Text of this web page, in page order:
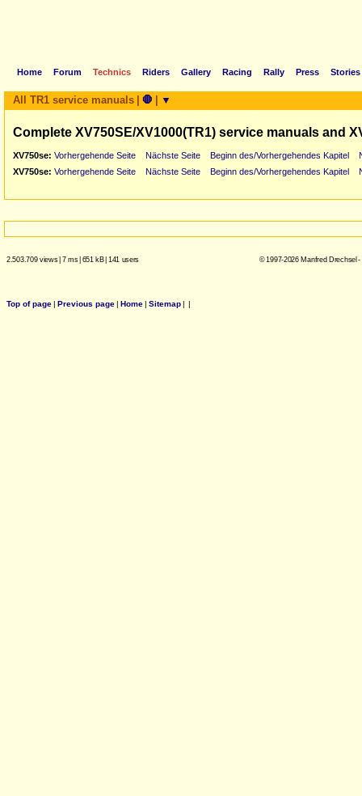
Home Forum Technics Riders Gallery Racing Rally Press Stories
All TR1 service manuals 🛑 ▼
Complete XV750SE/XV1000(TR1) service manuals and
XV750se: Vorhergehende Seite Nächste Seite Beginn des/Vorhergehendes Kapitel
XV750se: Vorhergehende Seite Nächste Seite Beginn des/Vorhergehendes Kapitel
2.503.709 views| 7 ms| 651 kB| 141 users © 1997-2026 Manfred Drechsel
Top of page| Previous page| Home| Sitemap| |